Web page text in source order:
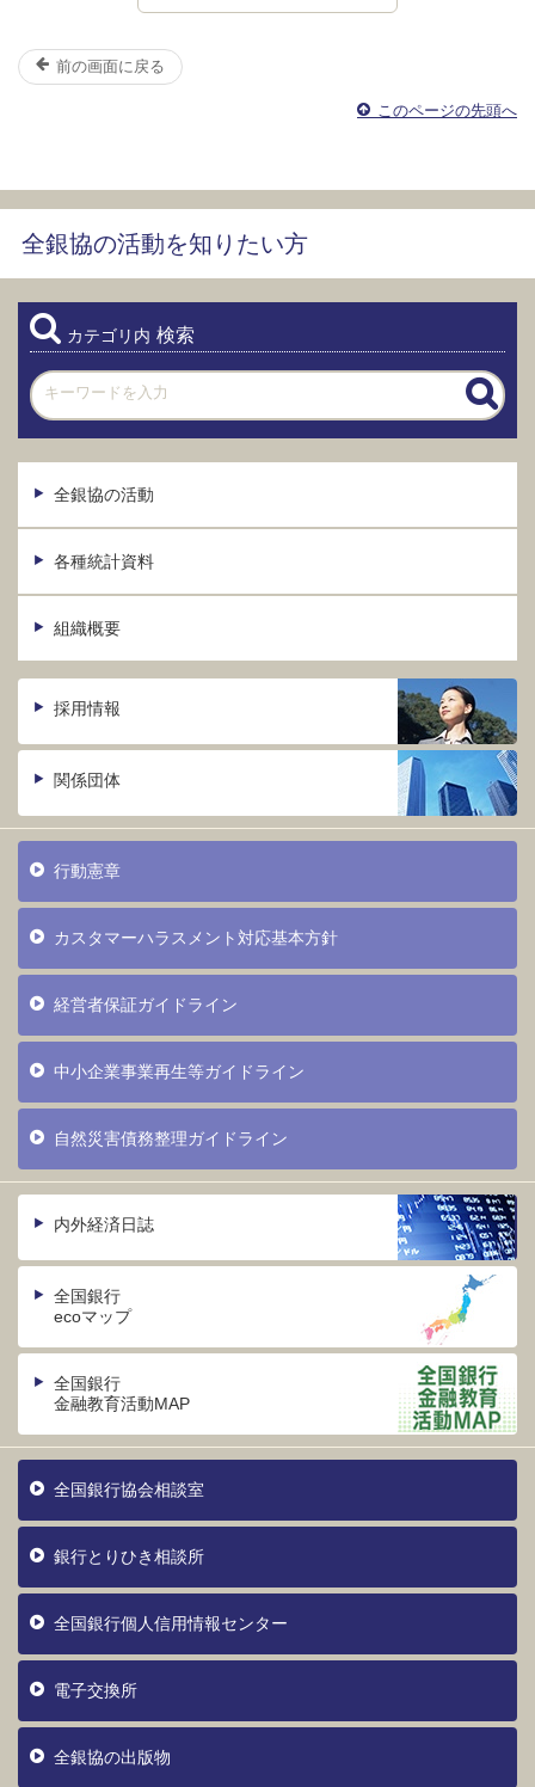
前の画面に戻る
このページの先頭へ
全銀協の活動を知りたい方
カテゴリ内 検索
全銀協の活動
各種統計資料
組織概要
採用情報
関係団体
行動憲章
カスタマーハラスメント対応基本方針
経営者保証ガイドライン
中小企業事業再生等ガイドライン
自然災害債務整理ガイドライン
内外経済日誌
全国銀行
ecoマップ
全国銀行
金融教育活動MAP
全国銀行協会相談室
銀行とりひき相談所
全国銀行個人信用情報センター
電子交換所
全銀協の出版物